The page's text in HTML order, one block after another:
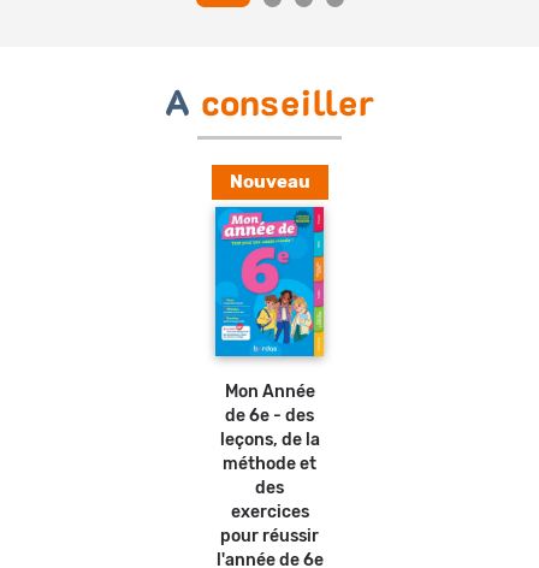
A conseiller
Nouveau
Ajouter
au
Mon Année
de 6e - des
leçons, de la
méthode et
des
exercices
pour réussir
l'année de 6e